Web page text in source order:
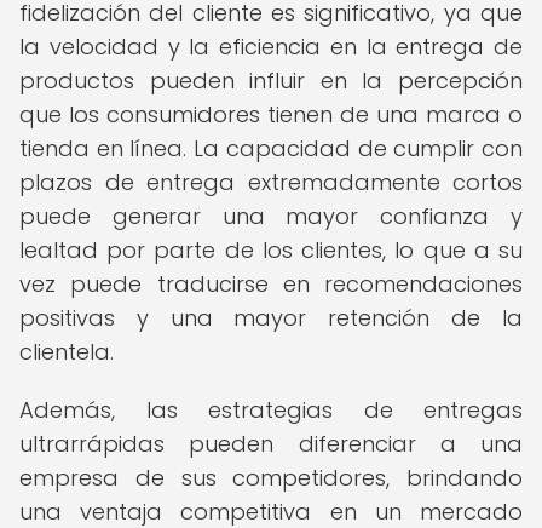
fidelización del cliente es significativo, ya que
la velocidad y la eficiencia en la entrega de
productos pueden influir en la percepción
que los consumidores tienen de una marca o
tienda en línea. La capacidad de cumplir con
plazos de entrega extremadamente cortos
puede generar una mayor confianza y
lealtad por parte de los clientes, lo que a su
vez puede traducirse en recomendaciones
positivas y una mayor retención de la
clientela.
Además, las estrategias de entregas
ultrarrápidas pueden diferenciar a una
empresa de sus competidores, brindando
una ventaja competitiva en un mercado